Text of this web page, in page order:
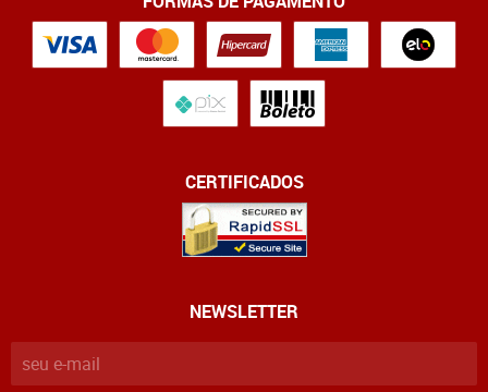
CERTIFICADOS
NEWSLETTER